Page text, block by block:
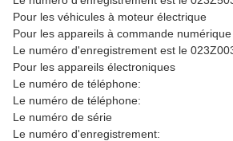
Pour les véhicules à moteur électrique
Pour les appareils à commande numérique
Le numéro d'enregistrement est le
Pour les appareils électroniques
Le numéro de téléphone:
Le numéro de téléphone:
Le numéro de série
Le numéro d'enregistrement: